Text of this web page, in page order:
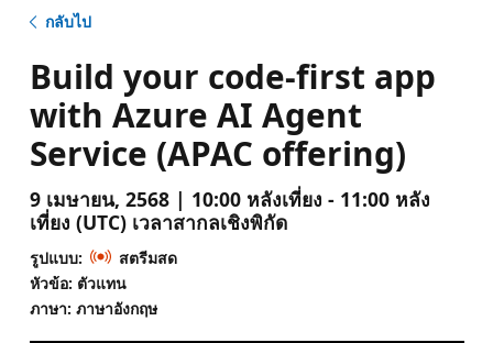
กลับไป
Build your code-first app
with Azure AI Agent
Service (APAC offering)
9 เมษายน, 2568 | 10:00 หลังเที่ยง - 11:00 หลัง
เที่ยง (UTC) เวลาสากลเชิงพิกัด
รูปแบบ:
สตรีมสด
หัวข้อ: ตัวแทน
ภาษา: ภาษาอังกฤษ